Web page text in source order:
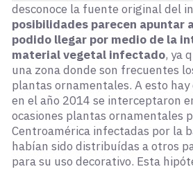
desconoce la fuente original del
posibilidades parecen apuntar
podido llegar por medio de la
material vegetal infectado, ya
una zona donde son frecuentes
plantas ornamentales. A esto
en el año 2014 se interceptaron
ocasiones plantas ornamentales
Centroamérica infectadas por la
habían sido distribuídas a otros
para su uso decorativo. Esta